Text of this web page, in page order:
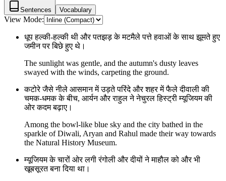
Sentences Vocabulary
View Mode:
धूप हल्की-हल्की थी और पतझड़ के मटमैले पत्ते हवाओं के साथ झूमते हुए
जमीन पर बिछे हुए थे।
The sunlight was gentle, and the autumn's dusty leaves
swayed with the winds, carpeting the ground.
कटोरे जैसे नीले आसमान में उड़ते परिंदे और शहर में फैले दीवाली की
चमक-धमक के बीच, आर्यन और राहुल ने नेचुरल हिस्ट्री म्यूजियम की
ओर कदम बढ़ाए।
Among the bowl-like blue sky and the city bathed in the
sparkle of Diwali, Aryan and Rahul made their way towards
the Natural History Museum.
म्यूजियम के चारों ओर लगी रंगोली और दीयों ने माहौल को और भी
खूबसूरत बना दिया था।